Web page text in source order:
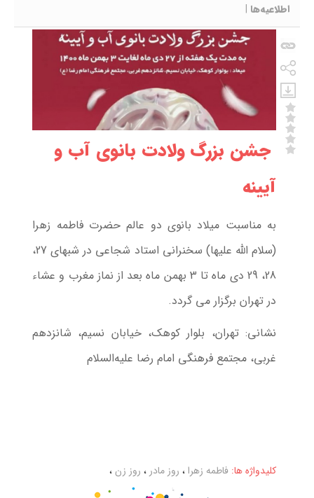
اطلاعیه‌ها |
جشن بزرگ ولادت بانوی آب و
آیینه
به مناسبت میلاد بانوی دو عالم حضرت فاطمه زهرا
(سلام الله علیها) سخنرانی استاد شجاعی در شبهای 27،
28، 29 دی ماه تا 3 بهمن ماه بعد از نماز مغرب و عشاء
در تهران برگزار می گردد.
نشانی: تهران، بلوار کوهک، خیابان نسیم، شانزدهم
غربی، مجتمع فرهنگی امام رضا علیه‌السلام
کلیدواژه ها: فاطمه زهرا، روز مادر ، روز زن،